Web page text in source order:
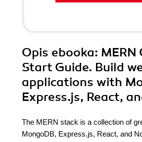
Opis ebooka: MERN
Start Guide. Build
applications with
Express.js, React,
The MERN stack is a collection of
MongoDB, Express.js, React, and